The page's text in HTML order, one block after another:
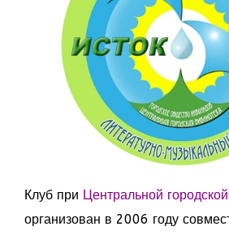
Клуб при Центральной
организован в 2006 году